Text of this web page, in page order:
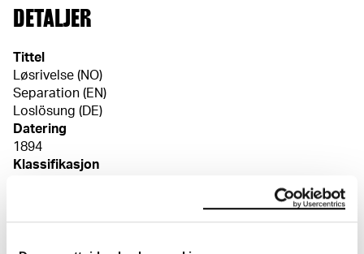
DETALJER
Tittel
Løsrivelse (NO)
Separation (EN)
Loslösung (DE)
Datering
1894
Klassifikasjon